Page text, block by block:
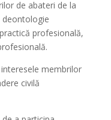
de abateri de la
profesională,
membrilor
civilă